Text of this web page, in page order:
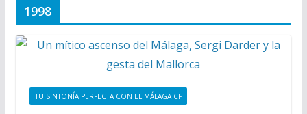
1998
TU SINTONÍA PERFECTA CON EL MÁLAGA CF